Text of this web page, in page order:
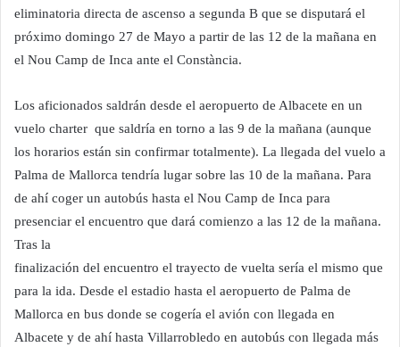
eliminatoria directa de ascenso a segunda B que se disputará el
próximo domingo 27 de Mayo a partir de las 12 de la mañana en
el Nou Camp de Inca ante el Constància.
Los aficionados saldrán desde el aeropuerto de Albacete en un
vuelo charter que saldría en torno a las 9 de la mañana (aunque
los horarios están sin confirmar totalmente). La llegada del vuelo a
Palma de Mallorca tendría lugar sobre las 10 de la mañana. Para
de ahí coger un autobús hasta el Nou Camp de Inca para
presenciar el encuentro que dará comienzo a las 12 de la mañana.
Tras la
finalización del encuentro el trayecto de vuelta sería el mismo que
para la ida. Desde el estadio hasta el aeropuerto de Palma de
Mallorca en bus donde se cogería el avión con llegada en
Albacete y de ahí hasta Villarrobledo en autobús con llegada más